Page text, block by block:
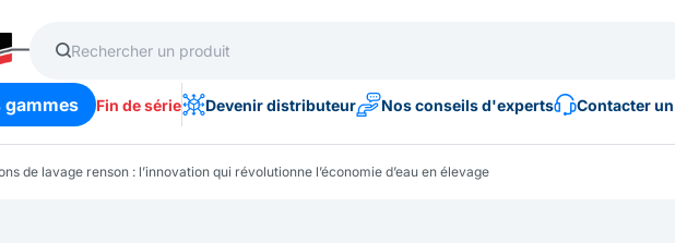
gammes Fin de série Devenir distributeur Nos conseils d'experts Contacter
de lavage renson : l’innovation qui révolutionne l’économie d’eau en élevage